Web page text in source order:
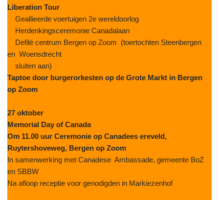
Liberation Tour
Geallieerde voertuigen 2e wereldoorlog
Herdenkingsceremonie Canadalaan
Defilé centrum Bergen op Zoom (toertochten Steenbergen
en Woensdrecht
sluiten aan)
Taptoe door burgerorkesten op de Grote Markt in Bergen
op Zoom
27 oktober
Memorial Day of Canada
Om 11.00 uur Ceremonie op Canadees ereveld,
Ruytershoveweg, Bergen op Zoom
In samenwerking met Canadese Ambassade, gemeente BoZ
en SBBW
Na afloop receptie voor genodigden in Markiezenhof